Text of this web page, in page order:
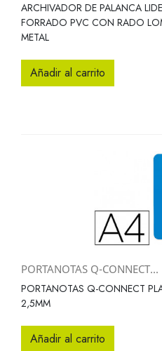
ARCHIVADOR DE PALANCA
FORRADO PVC CON RADO
METAL
Añadir al carrito
PORTANOTAS Q-CONNECT...
PORTANOTAS Q-CONNECT
2,5MM
Añadir al carrito